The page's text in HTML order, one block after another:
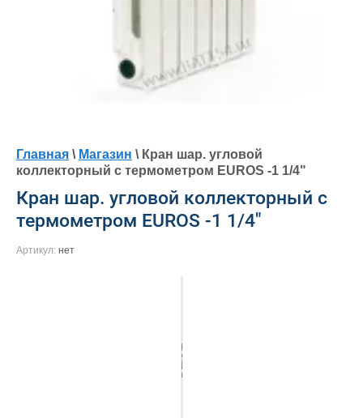
Главная \ Магазин \ Кран шар. угловой
коллекторный с термометром EUROS -1 1/4"
Кран шар. угловой коллекторный с
термометром EUROS -1 1/4"
Артикул: нет